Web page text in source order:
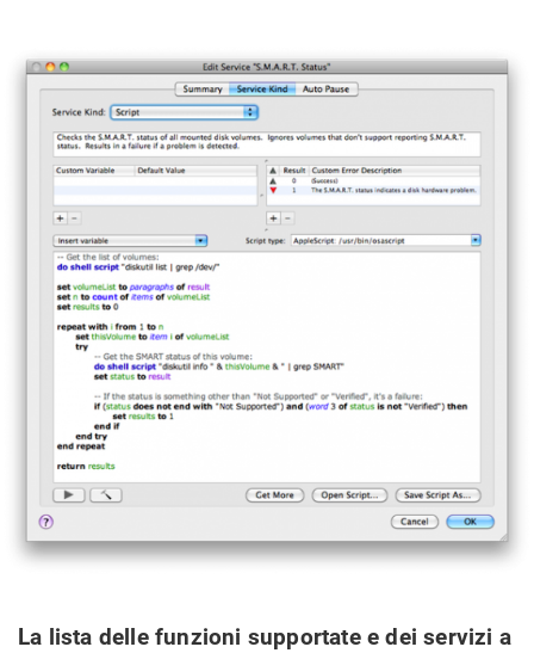
La lista delle funzioni supportate e dei servizi a